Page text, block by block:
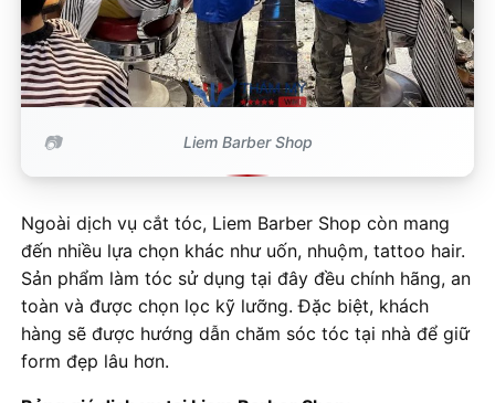
Liem Barber Shop
Ngoài dịch vụ cắt tóc, Liem Barber Shop còn mang
đến nhiều lựa chọn khác như uốn, nhuộm, tattoo hair.
Sản phẩm làm tóc sử dụng tại đây đều chính hãng, an
toàn và được chọn lọc kỹ lưỡng. Đặc biệt, khách
hàng sẽ được hướng dẫn chăm sóc tóc tại nhà để giữ
form đẹp lâu hơn.